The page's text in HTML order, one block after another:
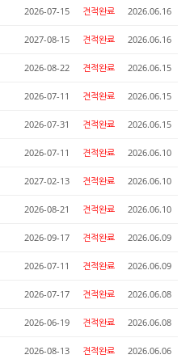
2026-07-15 견적완료 2026.06.16
2027-08-15 견적완료 2026.06.16
2026-08-22 견적완료 2026.06.15
2026-07-11 견적완료 2026.06.15
2026-07-31 견적완료 2026.06.15
2026-07-11 견적완료 2026.06.10
2027-02-13 견적완료 2026.06.10
2026-08-21 견적완료 2026.06.10
2026-09-17 견적완료 2026.06.09
2026-07-11 견적완료 2026.06.09
2026-07-17 견적완료 2026.06.08
2026-06-19 견적완료 2026.06.08
2026-08-13 견적완료 2026.06.06